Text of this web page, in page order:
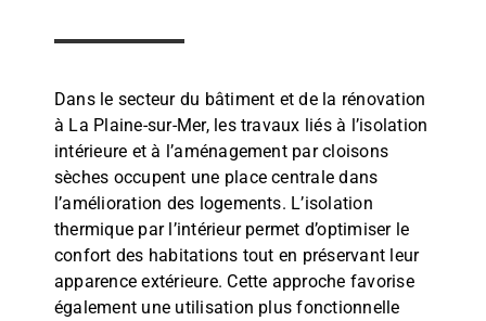
Dans le secteur du bâtiment et de la rénovation
à La Plaine-sur-Mer, les travaux liés à l’isolation
intérieure et à l’aménagement par cloisons
sèches occupent une place centrale dans
l’amélioration des logements. L’isolation
thermique par l’intérieur permet d’optimiser le
confort des habitations tout en préservant leur
apparence extérieure. Cette approche favorise
également une utilisation plus fonctionnelle